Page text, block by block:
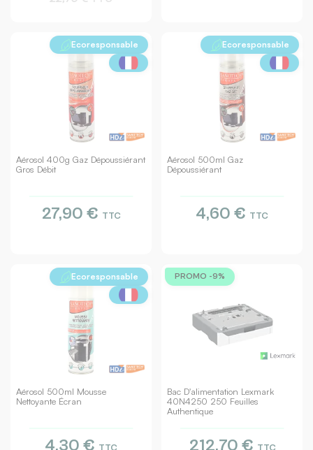
Aérosol 400g Gaz Dépoussiérant
Gros Débit
Ecoresponsable
27,90 € TTC
Aérosol 500ml Gaz
Dépoussiérant
Ecoresponsable
4,60 € TTC
Aérosol 500ml Mousse
Nettoyante Écran
Ecoresponsable
4,30 €
Bac D'alimentation Lexmark
40N4250 250 Feuilles
Authentique
PROMO -9%
212,70 €